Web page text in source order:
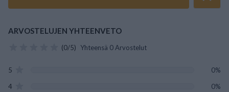
ARVOSTELUJEN YHTEENVETO
(0/5) Yhteensä 0 Arvostelut
5
0%
4
0%